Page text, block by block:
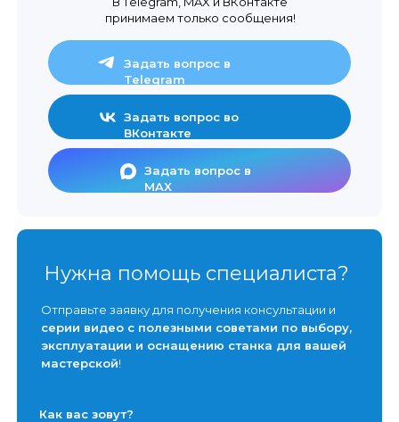
Задать вопрос во
ВКонтакте
Задать вопрос в
Telegram
Задать вопрос в
MAX
Как вас зовут?
Нужна помощь специалиста?
Отправьте заявку для получения консультации и
серии видео с полезными советами по выбору,
эксплуатации и оснащению станка для вашей
мастерской!
принимаем только сообщения!